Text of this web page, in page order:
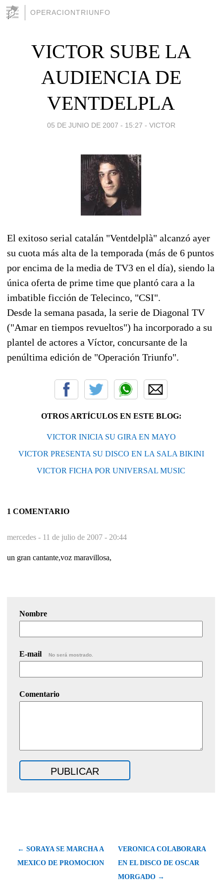
OPERACIONTRIUNFO
VICTOR SUBE LA
AUDIENCIA DE
VENTDELPLA
05 DE JUNIO DE 2007 - 15:27 - VICTOR
El exitoso serial catalán "Ventdelplà" alcanzó ayer
su cuota más alta de la temporada (más de 6 puntos
por encima de la media de TV3 en el día), siendo la
única oferta de prime time que plantó cara a la
imbatible ficción de Telecinco, "CSI".
Desde la semana pasada, la serie de Diagonal TV
("Amar en tiempos revueltos") ha incorporado a su
plantel de actores a Víctor, concursante de la
penúltima edición de "Operación Triunfo".
OTROS ARTÍCULOS EN ESTE BLOG:
VICTOR INICIA SU GIRA EN MAYO
VICTOR PRESENTA SU DISCO EN LA SALA BIKINI
VICTOR FICHA POR UNIVERSAL MUSIC
1 COMENTARIO
mercedes - 11 de julio de 2007 - 20:44
un gran cantante,voz maravillosa,
Nombre
E-mail No será mostrado.
Comentario
← SORAYA SE MARCHA A
MEXICO DE PROMOCION
VERONICA COLABORARA
EN EL DISCO DE OSCAR
MORGADO →